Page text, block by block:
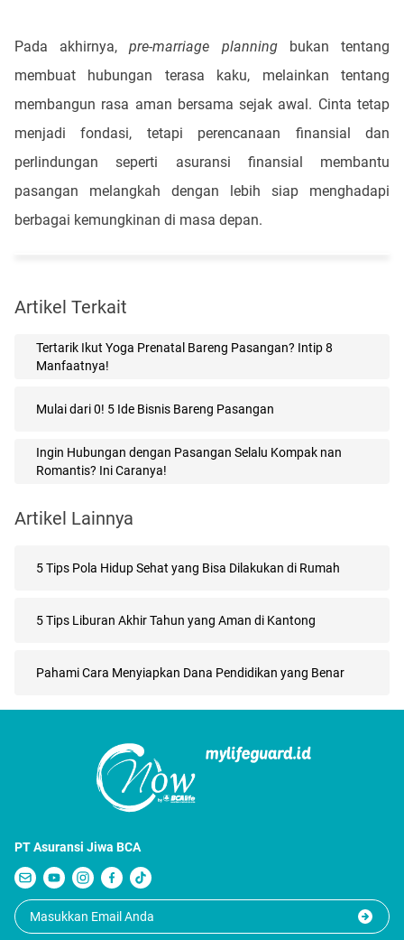
Pada akhirnya,pre-marriage planningbukan tentang
membuat hubungan terasa kaku, melainkan tentang
membangun rasa aman bersama sejak awal. Cinta tetap
menjadi fondasi, tetapi perencanaan finansial dan
perlindungan seperti asuransi finansial membantu
pasangan melangkah dengan lebih siap menghadapi
berbagai kemungkinan di masa depan.
Artikel Terkait
Tertarik Ikut Yoga Prenatal Bareng Pasangan? Intip 8
Manfaatnya!
Mulai dari 0! 5 Ide Bisnis Bareng Pasangan
Ingin Hubungan dengan Pasangan Selalu Kompak nan
Romantis? Ini Caranya!
Artikel Lainnya
5 Tips Pola Hidup Sehat yang Bisa Dilakukan di Rumah
5 Tips Liburan Akhir Tahun yang Aman di Kantong
Pahami Cara Menyiapkan Dana Pendidikan yang Benar
PT Asuransi Jiwa BCA